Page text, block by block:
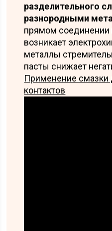
разделительного
разнородными
прямом
возникает
металлы
пасты снижает
Применение смазки
контактов